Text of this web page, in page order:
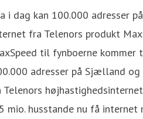
i dag kan 100.000 adresser
fra Telenors produkt
til fynboerne kommer
adresser på Sjælland
Telenors
mio. husstande nu få